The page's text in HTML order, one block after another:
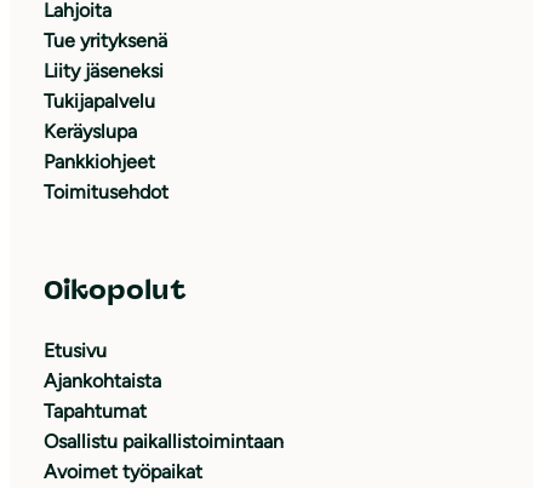
Lahjoita
Tue yrityksenä
Liity jäseneksi
Tukijapalvelu
Keräyslupa
Pankkiohjeet
Toimitusehdot
Oikopolut
Etusivu
Ajankohtaista
Tapahtumat
Osallistu paikallistoimintaan
Avoimet työpaikat